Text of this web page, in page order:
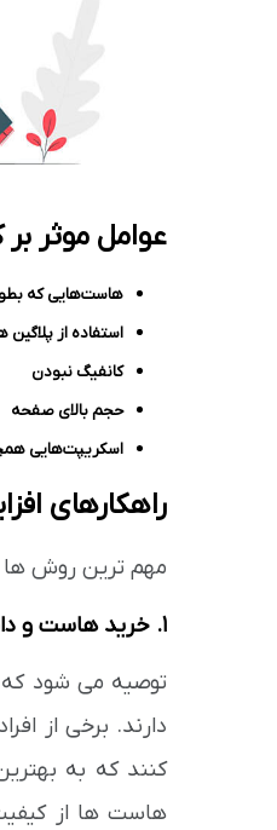
عوامل موثر
هاست‌هایی که
استفاده از
کانفیگ نبودن
حجم بالای صفحه
اسکریپت‌هایی
راهکارهای
مهم ترین روش ها
1. خرید هاست و دامنه از معتبرترین و بهترین شرکت های ارائه دهنده این خدمات
توصیه می شود که
دارند. برخی از
کنند که به
هاست ها از